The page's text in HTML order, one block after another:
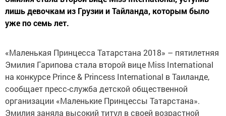
лишь девочкам из Грузии и Тайланда, которым было
уже по семь лет.
«Маленькая Принцесса Татарстана 2018» – пятилетняя
Эмилия Гарипова стала второй вице Miss International
на конкурсе Prince & Princess International в Таиланде,
сообщает пресс-служба детской общественной
организации «Маленькие Принцессы Татарстана».
Эмилия заняла высокий титул в своей возрастной